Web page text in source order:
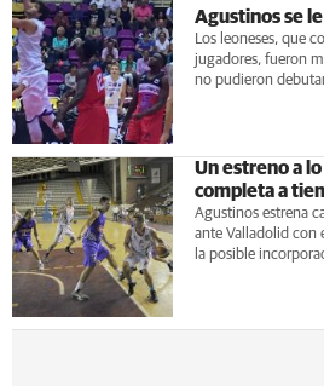
Agustinos se
Los leoneses, que
jugadores, fueron
no pudieron
Un estreno a
completa a
Agustinos estrena
ante Valladolid con
la posible